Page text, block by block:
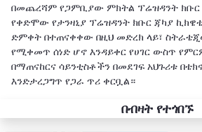
በመጨረሻም የጋምቢያው ምክትል ፕሬዝዳንት
የቀድሞው የታንዛኒያ ፕሬዝዳንት ክቡር ጃካያ
ድምቀት በተጠናቀቀው በዚህ መድረክ ላይ፣
የሚቀመጥ ሰነድ ሆኖ እንዳይቀር የሀገር ውስጥ
በማጠናከርና ሳይንቲስቶችን በመደገፍ አህጉሪቱ
እንድታረጋግጥ የጋራ ጥሪ ቀርቧል።
በብዛት የተጎበኙ